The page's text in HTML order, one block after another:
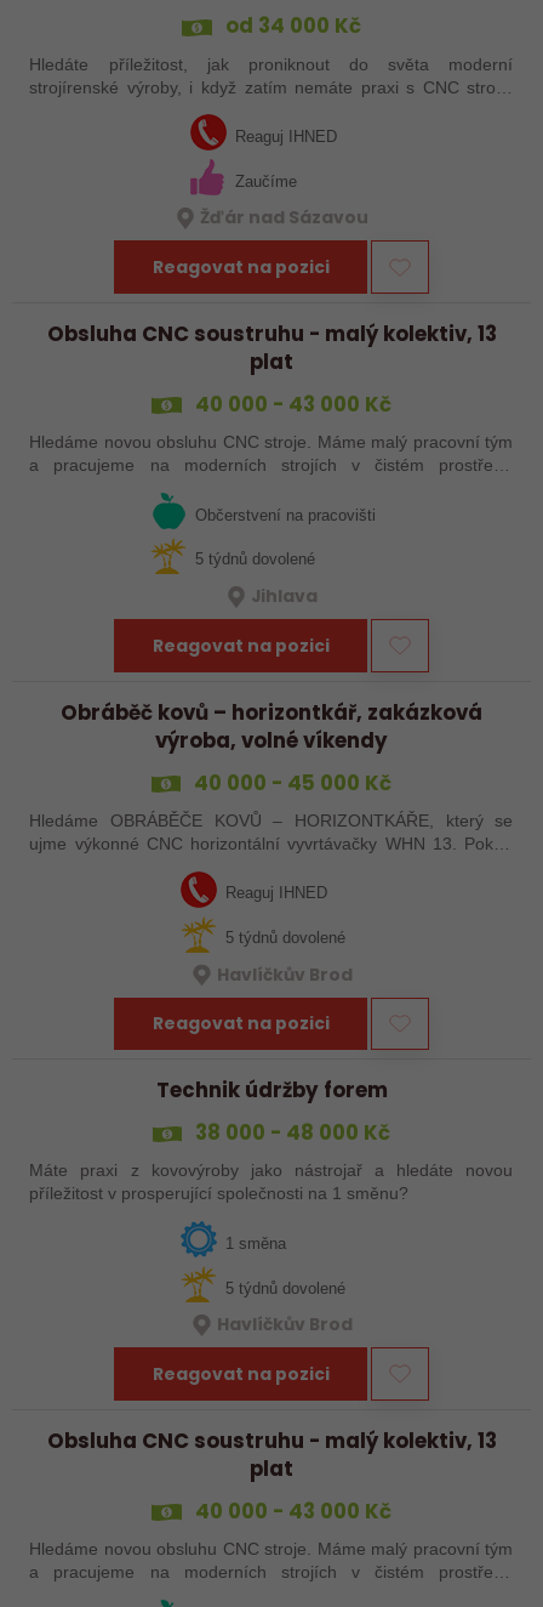
od 34 000 Kč
Hledáte příležitost, jak proniknout do světa moderní
strojírenské výroby, i když zatím nemáte praxi s CNC stroji?
Jsme Sanborn stabilní firma s dlouholetou tradicí a moderním
strojním vybavením.…
Reaguj IHNED
Zaučíme
Žďár nad Sázavou
Reagovat na pozici
Obsluha CNC soustruhu - malý kolektiv, 13
plat
40 000 - 43 000 Kč
Hledáme novou obsluhu CNC stroje. Máme malý pracovní tým
a pracujeme na moderních strojích v čistém prostředí.
Pracovistě cca 5 km od Jihlavy = ŘP sk.B .
Občerstvení na pracovišti
5 týdnů dovolené
Jihlava
Reagovat na pozici
Obráběč kovů – horizontkář, zakázková
výroba, volné víkendy
40 000 - 45 000 Kč
Hledáme OBRÁBĚČE KOVŮ – HORIZONTKÁŘE, který se
ujme výkonné CNC horizontální vyvrtávačky WHN 13. Pokud
Heindenhain, tak jste pro nás ideální kandidát…
Reaguj IHNED
5 týdnů dovolené
Havlíčkův Brod
Reagovat na pozici
Technik údržby forem
38 000 - 48 000 Kč
Máte praxi z kovovýroby jako nástrojař a hledáte novou
příležitost v prosperující společnosti na 1 směnu?
1 směna
5 týdnů dovolené
Havlíčkův Brod
Reagovat na pozici
Obsluha CNC soustruhu - malý kolektiv, 13
plat
40 000 - 43 000 Kč
Hledáme novou obsluhu CNC stroje. Máme malý pracovní tým
a pracujeme na moderních strojích v čistém prostředí.